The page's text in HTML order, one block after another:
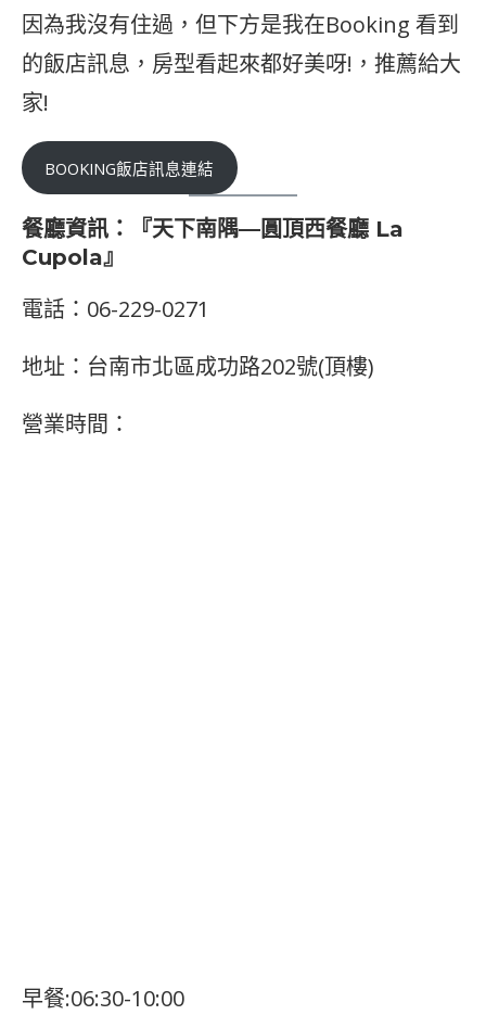
因為我沒有住過，但下方是我在Booking 看到
的飯店訊息，房型看起來都好美呀!，推薦給大
家!
BOOKING飯店訊息連結
餐廳資訊：
『天下南隅—圓頂西餐廳 La
Cupola』
電話：06-229-0271
地址：台南市北區成功路202號(頂樓)
營業時間：
早餐:06:30-10:00